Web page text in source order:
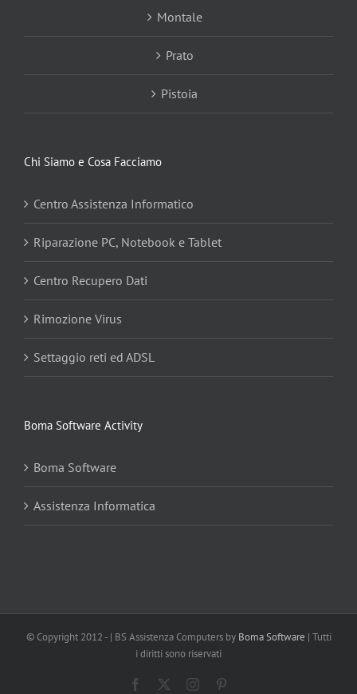
Montale
Prato
Pistoia
Chi Siamo e Cosa Facciamo
Centro Assistenza Informatico
Riparazione PC, Notebook e Tablet
Centro Recupero Dati
Rimozione Virus
Settaggio reti ed ADSL
Boma Software Activity
Boma Software
Assistenza Informatica
© Copyright 2012 - | BS Assistenza Computers by Boma Software | Tutti
i diritti sono riservati
Facebook Instagram